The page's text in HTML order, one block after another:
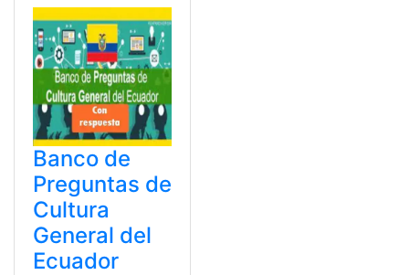
Banco de
Preguntas de
Cultura
General del
Ecuador